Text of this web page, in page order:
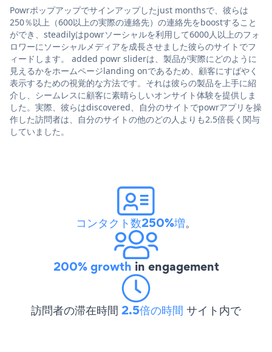
Powrポップアップでサインアップしたjust monthsで、彼らは
250％以上（600以上の実際の連絡先）の連絡先をboostすること
ができ、steadilyはpowrソーシャルを利用して6000人以上のフォ
ロワーにソーシャルメディアを成長させました彼らのサイトでフ
ィードします。 added powr sliderは、製品が実際にどのように
見えるかをホームページlanding onであるため、顧客にすばやく
表示するための視覚的な方法です。それは彼らの製品を上手に紹
介し、シームレスに顧客に素晴らしいオンサイト体験を提供しま
した。実際、彼らはdiscovered、自分のサイトでpowrアプリを操
作した訪問者は、自分のサイトの他のどの人よりも2.5倍長く関与
していました。
コンタクト数250%増。
200% growth in engagement
訪問者の滞在時間 2.5倍の時間 サイト内で